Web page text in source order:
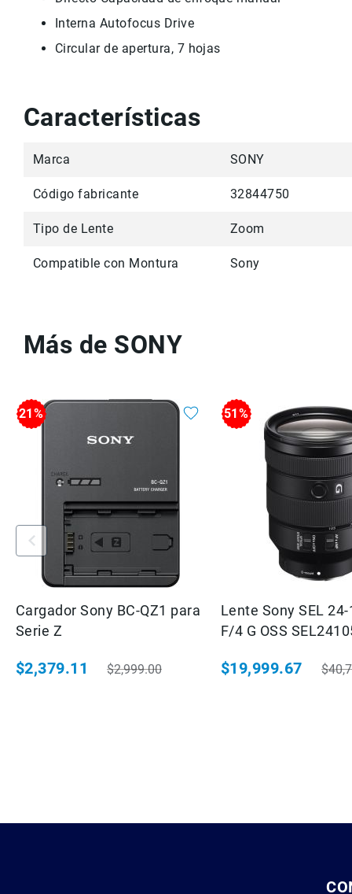
Interna Autofocus Drive
Circular de apertura, 7 hojas
Características
Marca SONY
Código fabricante 32844750
Tipo de Lente Zoom
Compatible con Montura Sony
Más de SONY
21%
Cargador Sony BC-QZ1 para
Serie Z
$2,999.00
$2,379.11
51%
Lente Sony SEL
F/4 G OSS
$19,999.67